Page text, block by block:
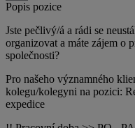
Email
Popis pozice
Jste pečlivý/á a rádi se
organizovat a máte zájem o
společnosti?
Pro našeho významného
kolegu/kolegyni na pozici:
expedice